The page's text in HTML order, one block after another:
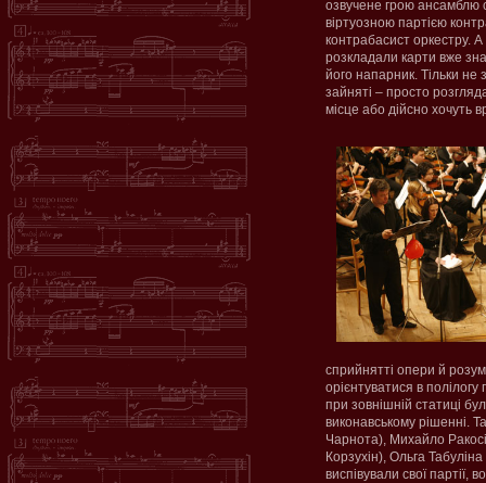
озвучене грою ансамблю
віртуозною партією
контрабасист оркестру.
розкладали карти вже
його напарник. Тільки не
зайняті – просто
місце або дійсно хочуть
сприйнятті опери й
орієнтуватися в полілогу
при зовнішній статиці
виконавському рішенні.
Чарнота), Михайло
Корзухін), Ольга
виспівували свої партії,